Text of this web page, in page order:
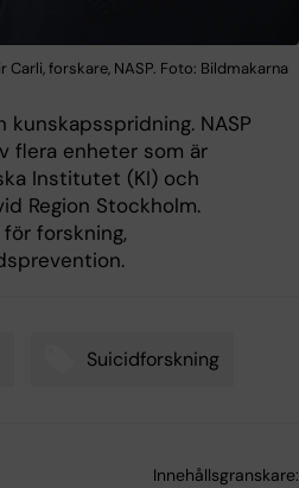
Carli, forskare, NASP. Foto: Bildmakarna
NASP
flera enheter som är
Institutet (KI) och
Region Stockholm.
forskning,
Suicidforskning
Innehållsgranskare: